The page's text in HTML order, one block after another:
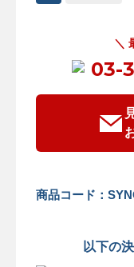
＼
03-
商品コード：
以下の